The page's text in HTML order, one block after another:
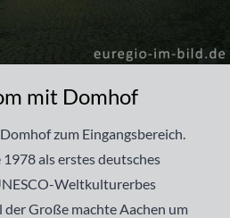
mit Domhof
zum Eingangsbereich.
als erstes deutsches
Weltkulturerbes
Große machte Aachen um